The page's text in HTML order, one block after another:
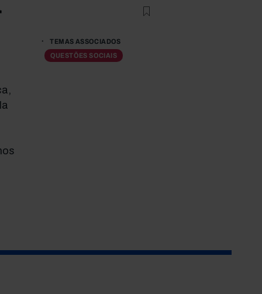
TEMAS ASSOCIADOS
QUESTÕES SOCIAIS